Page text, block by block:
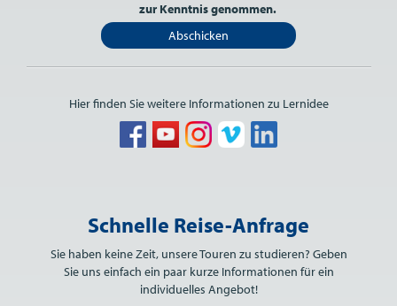
zur Kenntnis genommen.
Abschicken
Hier finden Sie weitere Informationen zu Lernidee
Schnelle Reise-Anfrage
Sie haben keine Zeit, unsere Touren zu studieren? Geben
Sie uns einfach ein paar kurze Informationen für ein
individuelles Angebot!